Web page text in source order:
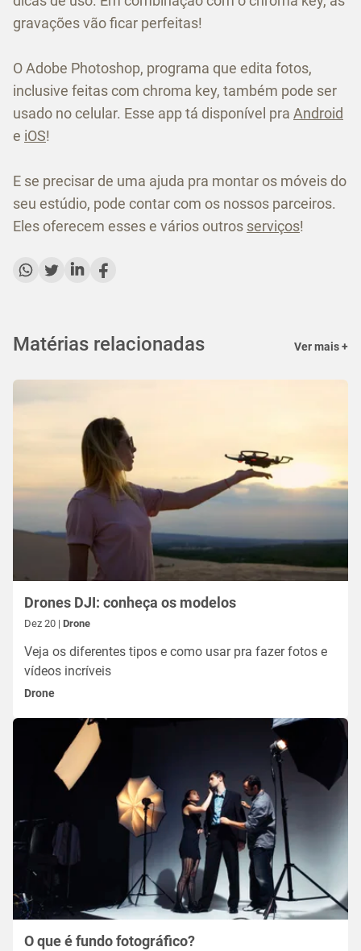
gravações vão ficar perfeitas!
O Adobe Photoshop, programa que edita fotos,
inclusive feitas com chroma key, também pode ser
usado no celular. Esse app tá disponível pra Android
e iOS!
E se precisar de uma ajuda pra montar os móveis do
seu estúdio, pode contar com os nossos parceiros.
Eles oferecem esses e vários outros serviços!
Matérias relacionadas Ver mais +
Drones DJI: conheça os modelos
Dez 20 | Drone
Veja os diferentes tipos e como usar pra fazer fotos e
vídeos incríveis
Drone
O que é fundo fotográfico?